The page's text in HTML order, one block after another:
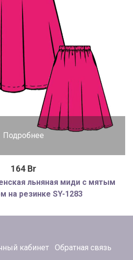
Подробнее
164 Br
льняная миди с мятым
на резинке SY-1283
кабинет
Обратная связь